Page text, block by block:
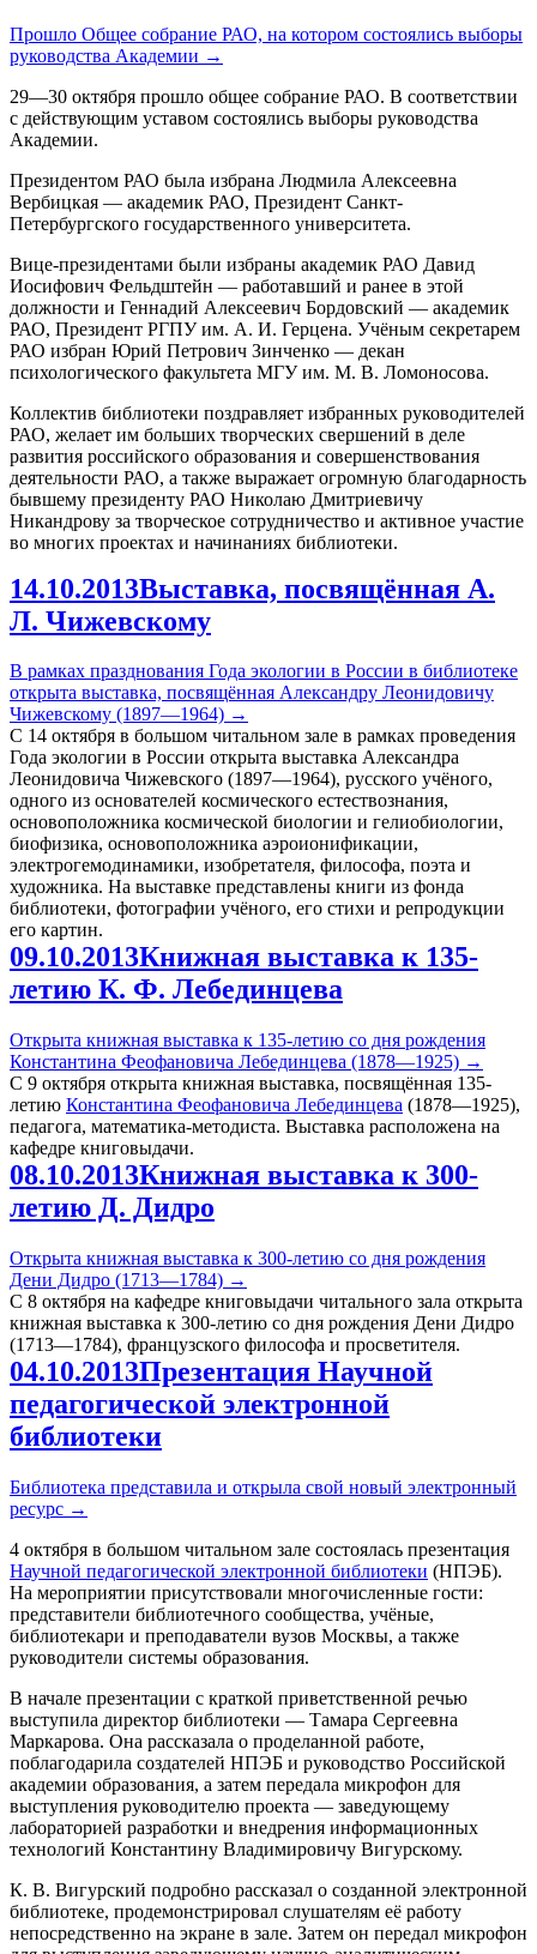
Прошло Общее собрание РАО, на котором состоялись выборы
руководства Академии →
29—30 октября прошло общее собрание РАО. В соответствии
с действующим уставом состоялись выборы руководства
Академии.
Президентом РАО была избрана Людмила Алексеевна
Вербицкая — академик РАО, Президент Санкт-
Петербургского государственного университета.
Вице-президентами были избраны академик РАО Давид
Иосифович Фельдштейн — работавший и ранее в этой
должности и Геннадий Алексеевич Бордовский — академик
РАО, Президент РГПУ им. А. И. Герцена. Учёным секретарем
РАО избран Юрий Петрович Зинченко — декан
психологического факультета МГУ им. М. В. Ломоносова.
Коллектив библиотеки поздравляет избранных руководителей
РАО, желает им больших творческих свершений в деле
развития российского образования и совершенствования
деятельности РАО, а также выражает огромную благодарность
бывшему президенту РАО Николаю Дмитриевичу
Никандрову за творческое сотрудничество и активное участие
во многих проектах и начинаниях библиотеки.
14.10.2013Выставка, посвящённая А.
Л. Чижевскому
В рамках празднования Года экологии в России в библиотеке
открыта выставка, посвящённая Александру Леонидовичу
Чижевскому (1897—1964) →
С 14 октября в большом читальном зале в рамках проведения
Года экологии в России открыта выставка Александра
Леонидовича Чижевского (1897—1964), русского учёного,
одного из основателей космического естествознания,
основоположника космической биологии и гелиобиологии,
биофизика, основоположника аэроионификации,
электрогемодинамики, изобретателя, философа, поэта и
художника. На выставке представлены книги из фонда
библиотеки, фотографии учёного, его стихи и репродукции
его картин.
09.10.2013Книжная выставка к 135-
летию К. Ф. Лебединцева
Открыта книжная выставка к 135-летию со дня рождения
Константина Феофановича Лебединцева (1878—1925) →
С 9 октября открыта книжная выставка, посвящённая 135-
летию Константина Феофановича Лебединцева (1878—1925),
педагога, математика-методиста. Выставка расположена на
кафедре книговыдачи.
08.10.2013Книжная выставка к 300-
летию Д. Дидро
Открыта книжная выставка к 300-летию со дня рождения
Дени Дидро (1713—1784) →
С 8 октября на кафедре книговыдачи читального зала открыта
книжная выставка к 300-летию со дня рождения Дени Дидро
(1713—1784), французского философа и просветителя.
04.10.2013Презентация Научной
педагогической электронной
библиотеки
Библиотека представила и открыла свой новый электронный
ресурс →
4 октября в большом читальном зале состоялась презентация
Научной педагогической электронной библиотеки (НПЭБ).
На мероприятии присутствовали многочисленные гости:
представители библиотечного сообщества, учёные,
библиотекари и преподаватели вузов Москвы, а также
руководители системы образования.
В начале презентации с краткой приветственной речью
выступила директор библиотеки — Тамара Сергеевна
Маркарова. Она рассказала о проделанной работе,
поблагодарила создателей НПЭБ и руководство Российской
академии образования, а затем передала микрофон для
выступления руководителю проекта — заведующему
лабораторией разработки и внедрения информационных
технологий Константину Владимировичу Вигурскому.
К. В. Вигурский подробно рассказал о созданной электронной
библиотеке, продемонстрировал слушателям её работу
непосредственно на экране в зале. Затем он передал микрофон